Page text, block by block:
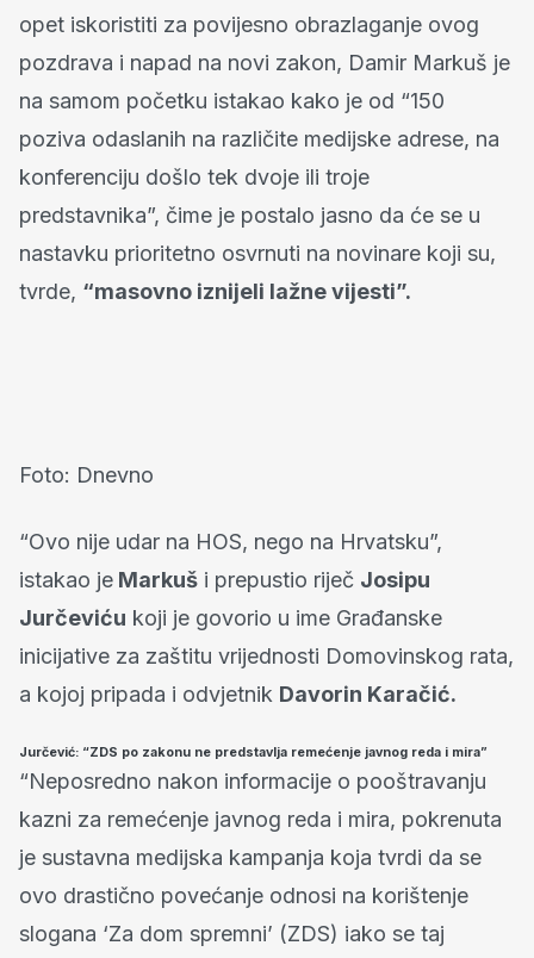
opet iskoristiti za povijesno obrazlaganje ovog
pozdrava i napad na novi zakon, Damir Markuš je
na samom početku istakao kako je od “150
poziva odaslanih na različite medijske adrese, na
konferenciju došlo tek dvoje ili troje
predstavnika”, čime je postalo jasno da će se u
nastavku prioritetno osvrnuti na novinare koji su,
tvrde, “masovno iznijeli lažne vijesti”.
Foto: Dnevno
“Ovo nije udar na HOS, nego na Hrvatsku”,
istakao je Markuš i prepustio riječ Josipu
Jurčeviću koji je govorio u ime Građanske
inicijative za zaštitu vrijednosti Domovinskog rata,
a kojoj pripada i odvjetnik Davorin Karačić.
Jurčević: “ZDS po zakonu ne predstavlja remećenje javnog reda i mira”
“Neposredno nakon informacije o pooštravanju
kazni za remećenje javnog reda i mira, pokrenuta
je sustavna medijska kampanja koja tvrdi da se
ovo drastično povećanje odnosi na korištenje
slogana ‘Za dom spremni’ (ZDS) iako se taj